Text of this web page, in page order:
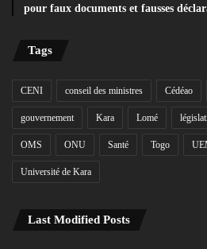
pour faux documents et fausses
Tags
CENI conseil des ministres Cédéao
gouvernement Kara Lomé
OMS ONU Santé Togo
Université de Kara
Last Modified Posts